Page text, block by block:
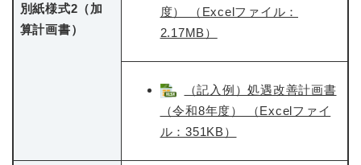
別紙様式2（加
算計画書）
度） （Excelファイル：
2.17MB）
（記入例）処遇改善計画書
（令和8年度） （Excelファイ
ル：351KB）